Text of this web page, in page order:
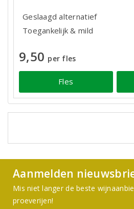
Geslaagd alternatief
Toegankelijk & mild
9,50 per fles
Fles
Aanmelden
Mis niet langer de beste
proeverijen!